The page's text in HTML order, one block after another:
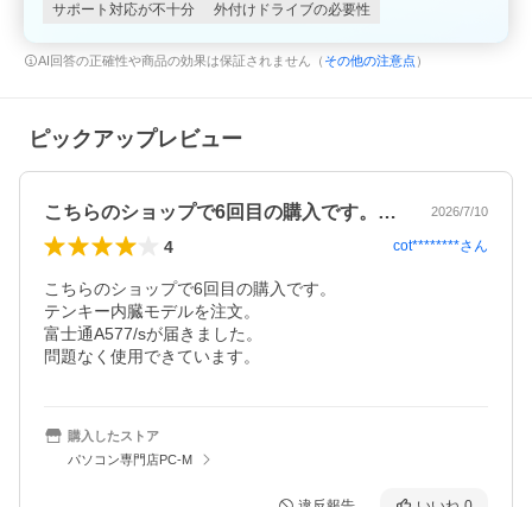
サポート対応が不十分
外付けドライブの必要性
AI回答の正確性や商品の効果は保証されません（ その他の注意点 ）
ピックアップレビュー
こちらのショップで6回目の購入です。テ… 2026/7/10
4 cot********さん
こちらのショップで6回目の購入です。
テンキー内臓モデルを注文。
富士通A577/sが届きました。
購入したストア
パソコン専門店PC-M